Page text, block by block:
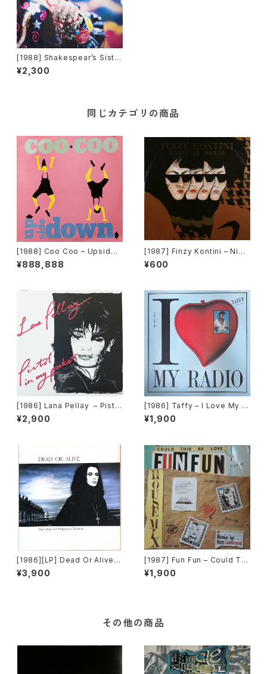
[1988] Shakespear’s Sister
– Break My Heart / Heroine
[London Records]
¥2,300
同じカテゴリの商品
[1988] Coo Coo – Upside
Down [ZYX Records]
¥888,888
[1987] Finzy Kontini – Nigh
t In Paris [American Disco]
¥600
[1986] Lana Pellay – Pistol
In My Pocket [Power Reco
rds]
¥2,900
[1986] Taffy – I Love My R
adio (Midnight Radio) [Alfa
International]
¥1,900
[1986][LP] Dead Or Alive –
Mad, Bad And Dangerous
To Know [Epic] [歌詞カード
¥3,900
[1987] Fun Fun – Could Thi
s Be Love [X-Energy Reco
rds]
¥1,900
その他の商品